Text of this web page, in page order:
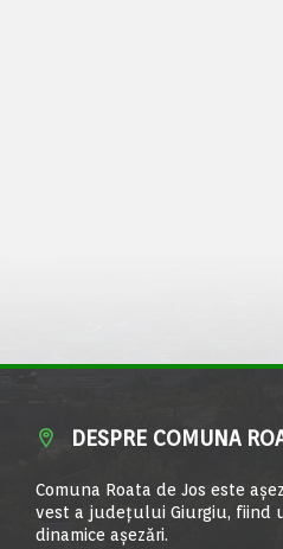
DESPRE COMUNA
Comuna Roata de Jos este
vest a judeţului Giurgiu, fiind
dinamice aşezări.